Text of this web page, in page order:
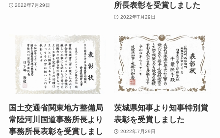
2022年7月29日
所長表彰を受賞しました
2022年7月29日
国土交通省関東地方整備局
常陸河川国道事務所長より
事務所長表彰を受賞しまし
茨城県知事より知事特別賞
表彰を受賞しました
2022年7月29日